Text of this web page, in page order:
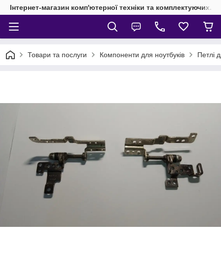
Інтернет-магазин комп'ютерної техніки та комплектуючих.
Товари та послуги Компоненти для ноутбуків Петлі